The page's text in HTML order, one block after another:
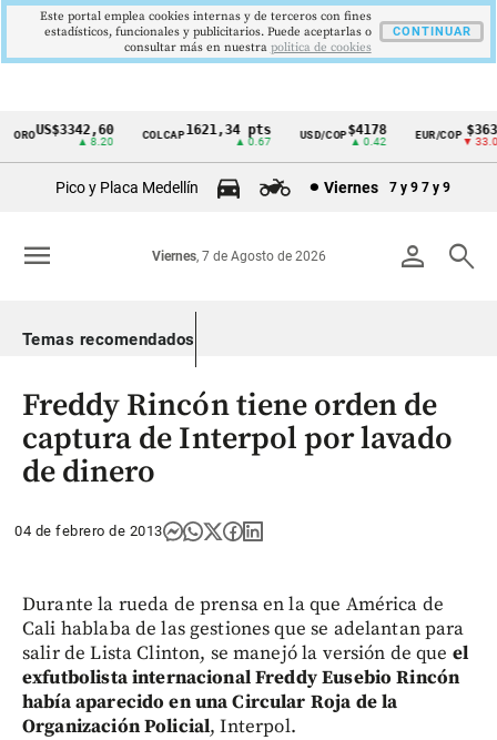
Cintillo
Colombia
OROUS$3342,60
▲ 8.20
COLCAP1621,34 pts
▲ 0.67
USD/COP$4178
▲ 0.42
EUR/COP $3639
▼ 33.00
Pico y Placa Medellín Viernes 7 y 9 7 y 9
person search
Viernes, 7 de Agosto de 2026
menu
Temas recomendados
Freddy Rincón tiene orden de
captura de Interpol por lavado
de dinero
04 de febrero de 2013
Durante la rueda de prensa en la que América de
Cali hablaba de las gestiones que se adelantan para
salir de Lista Clinton, se manejó la versión de que el
exfutbolista internacional Freddy Eusebio Rincón
había aparecido en una Circular Roja de la
Organización Policial, Interpol.
Este portal emplea cookies internas y de terceros con fines
estadísticos, funcionales y publicitarios. Puede aceptarlas o
consultar más en nuestra politica de cookies
CONTINUAR